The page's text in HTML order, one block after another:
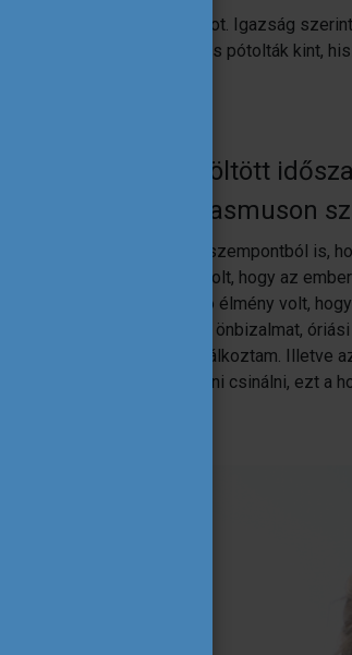
azóta is tartjuk a kapcsolatot. Igazság
mert azért kicsit a családot is pótolták kint,
volt a külföldön töltött
az Erasmuson
hatással volt, akár olyan szempontból is,
teljesen alapvető dolog volt, hogy az
és meghatározó élmény volt,
valamivé. Nagyon sok önbizalmat,
a támogatás, amivel kint találkoztam. Illetve
akkor azt meg fogod tudni csinálni, ezt a